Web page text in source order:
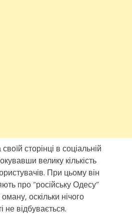
сторінці в соціальній
велику кількість
При цьому він
про “російську Одесу”
оскільки нічого
не відбувається.